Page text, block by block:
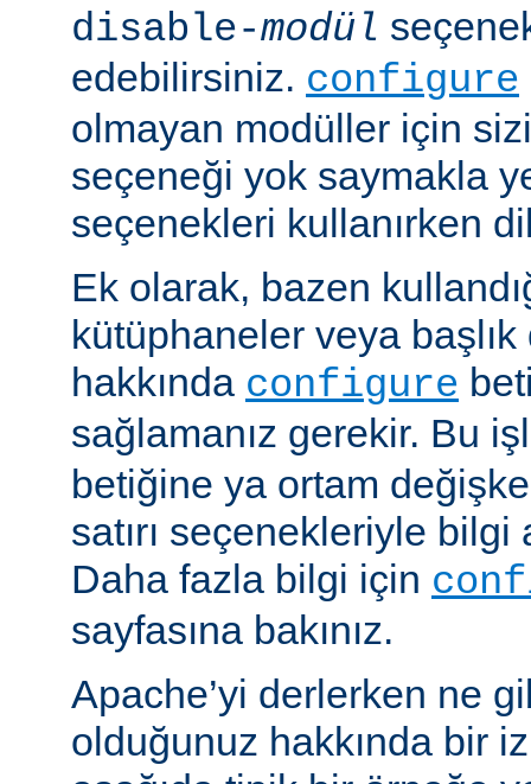
disable-modül
edebilirsiniz. configure
olmayan modüller için
seçeneği yok saymakla
seçenekleri kullanırken
Ek olarak, bazen
kütüphaneler veya başlık
hakkında configure
sağlamanız gerekir. Bu
betiğine ya ortam
satırı seçenekleriyle bilgi
Daha fazla bilgi için
sayfasına bakınız.
Apache’yi derlerken ne
olduğunuz hakkında bir